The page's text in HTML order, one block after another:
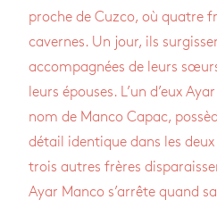
proche de Cuzco, où quatre
cavernes. Un jour, ils
accom­pa­gnées de leurs
leurs épouses. L’un d’eux
nom de Manco Capac,
détail iden­tique dans les
trois autres frères
Ayar Manco s’ar­rête quand